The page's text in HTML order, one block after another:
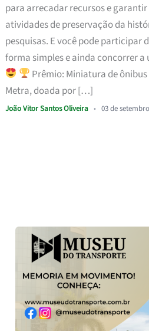
para arrecadar recursos e
atividades de preservação da
pesquisas. E você pode participar
forma simples e ainda concorrer
Prêmio: Miniatura de
Metra, doada por […]
João Vitor Santos Oliveira • 03 de